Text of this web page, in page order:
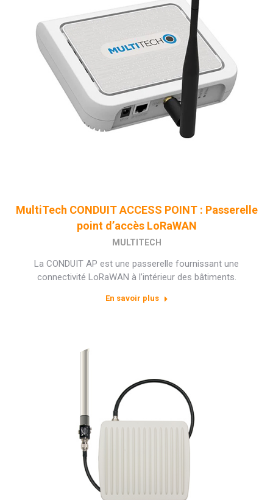
MultiTech CONDUIT ACCESS POINT : Passerelle
point d’accès LoRaWAN
MULTITECH
La CONDUIT AP est une passerelle fournissant une
connectivité LoRaWAN à l’intérieur des bâtiments.
En savoir plus